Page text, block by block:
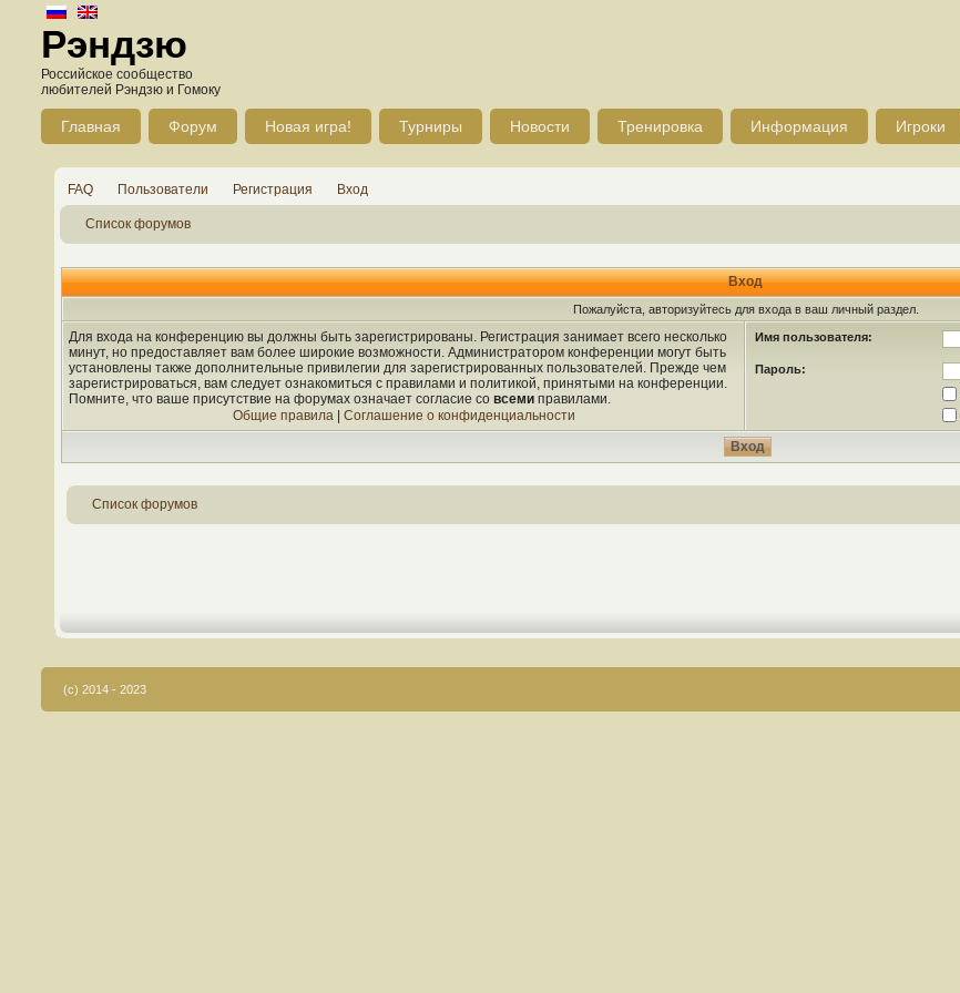
Рэндзю
Российское сообщество
любителей Рэндзю и Гомоку
Главная Форум Новая игра! Турниры Новости Тренировка Информация Игроки
FAQ Пользователи Регистрация Вход
Список форумов
Вход
Пожалуйста, авторизуйтесь для входа в ваш личный раздел.
Для входа на конференцию вы должны быть зарегистрированы. Регистрация занимает всего несколько
минут, но предоставляет вам более широкие возможности. Администратором конференции могут быть
установлены также дополнительные привилегии для зарегистрированных пользователей. Прежде чем
зарегистрироваться, вам следует ознакомиться с правилами и политикой, принятыми на конференции.
Помните, что ваше присутствие на форумах означает согласие со всеми правилами.
Общие правила| Соглашение о конфиденциальности
Имя пользователя:
Пароль:
Список форумов
(c) 2014 - 2023